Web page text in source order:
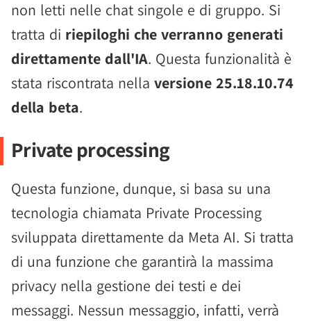
non letti nelle chat singole e di gruppo. Si
tratta di riepiloghi che verranno generati
direttamente dall'IA. Questa funzionalità è
stata riscontrata nella versione 25.18.10.74
della beta.
Private processing
Questa funzione, dunque, si basa su una
tecnologia chiamata Private Processing
sviluppata direttamente da Meta AI. Si tratta
di una funzione che garantirà la massima
privacy nella gestione dei testi e dei
messaggi. Nessun messaggio, infatti, verrà